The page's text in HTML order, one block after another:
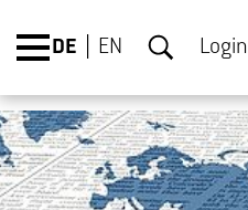
DE EN Login